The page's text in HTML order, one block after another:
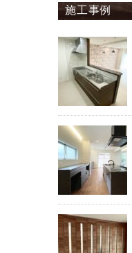
施工事例